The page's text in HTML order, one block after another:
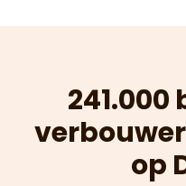
241.000
op